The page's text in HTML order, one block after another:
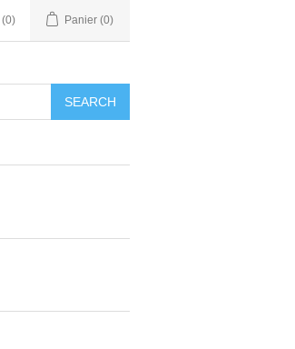
(0) Panier (0)